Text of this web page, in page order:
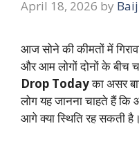
April 18, 2026 by
आज सोने की कीमतों में
और आम लोगों दोनों के बीच
Drop Todayका असर
लोग यह जानना चाहते हैं कि
आगे क्या स्थिति रह सकती है।